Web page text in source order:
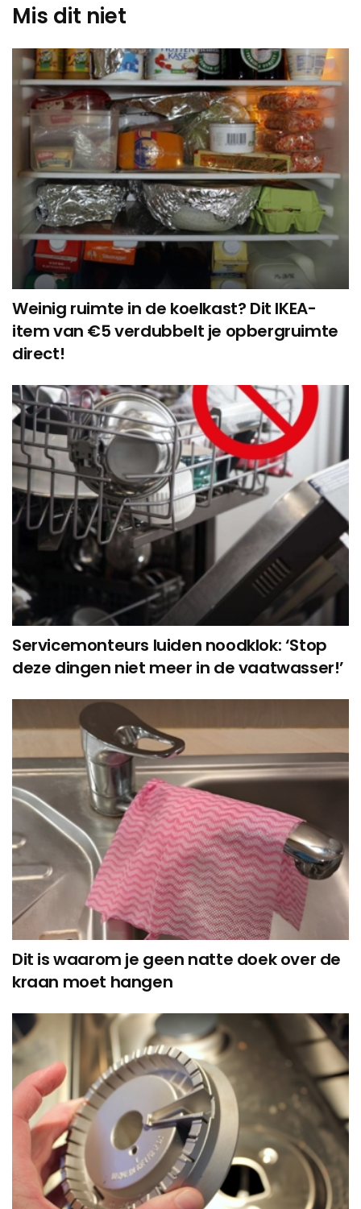
Mis dit niet
Weinig ruimte in de koelkast? Dit IKEA-
item van €5 verdubbelt je opbergruimte
direct!
Servicemonteurs luiden noodklok: ‘Stop
deze dingen niet meer in de vaatwasser!’
Dit is waarom je geen natte doek over de
kraan moet hangen